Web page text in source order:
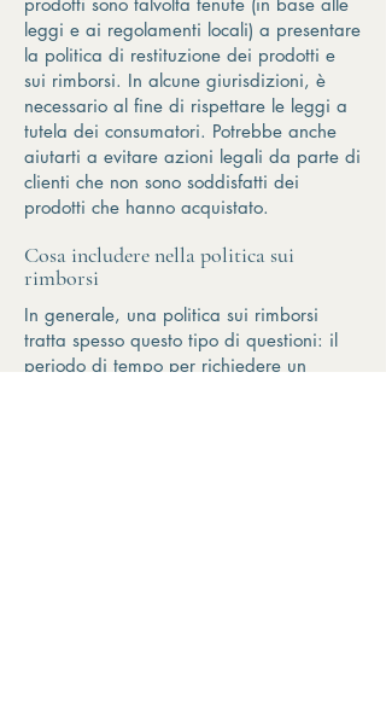
leggi e ai regolamenti locali) a presentare
la politica di restituzione dei prodotti e
sui rimborsi. In alcune giurisdizioni, è
necessario al fine di rispettare le leggi a
tutela dei consumatori. Potrebbe anche
aiutarti a evitare azioni legali da parte di
clienti che non sono soddisfatti dei
prodotti che hanno acquistato.
Cosa includere nella politica sui
rimborsi
In generale, una politica sui rimborsi
tratta spesso questo tipo di questioni: il
periodo di tempo per richiedere un